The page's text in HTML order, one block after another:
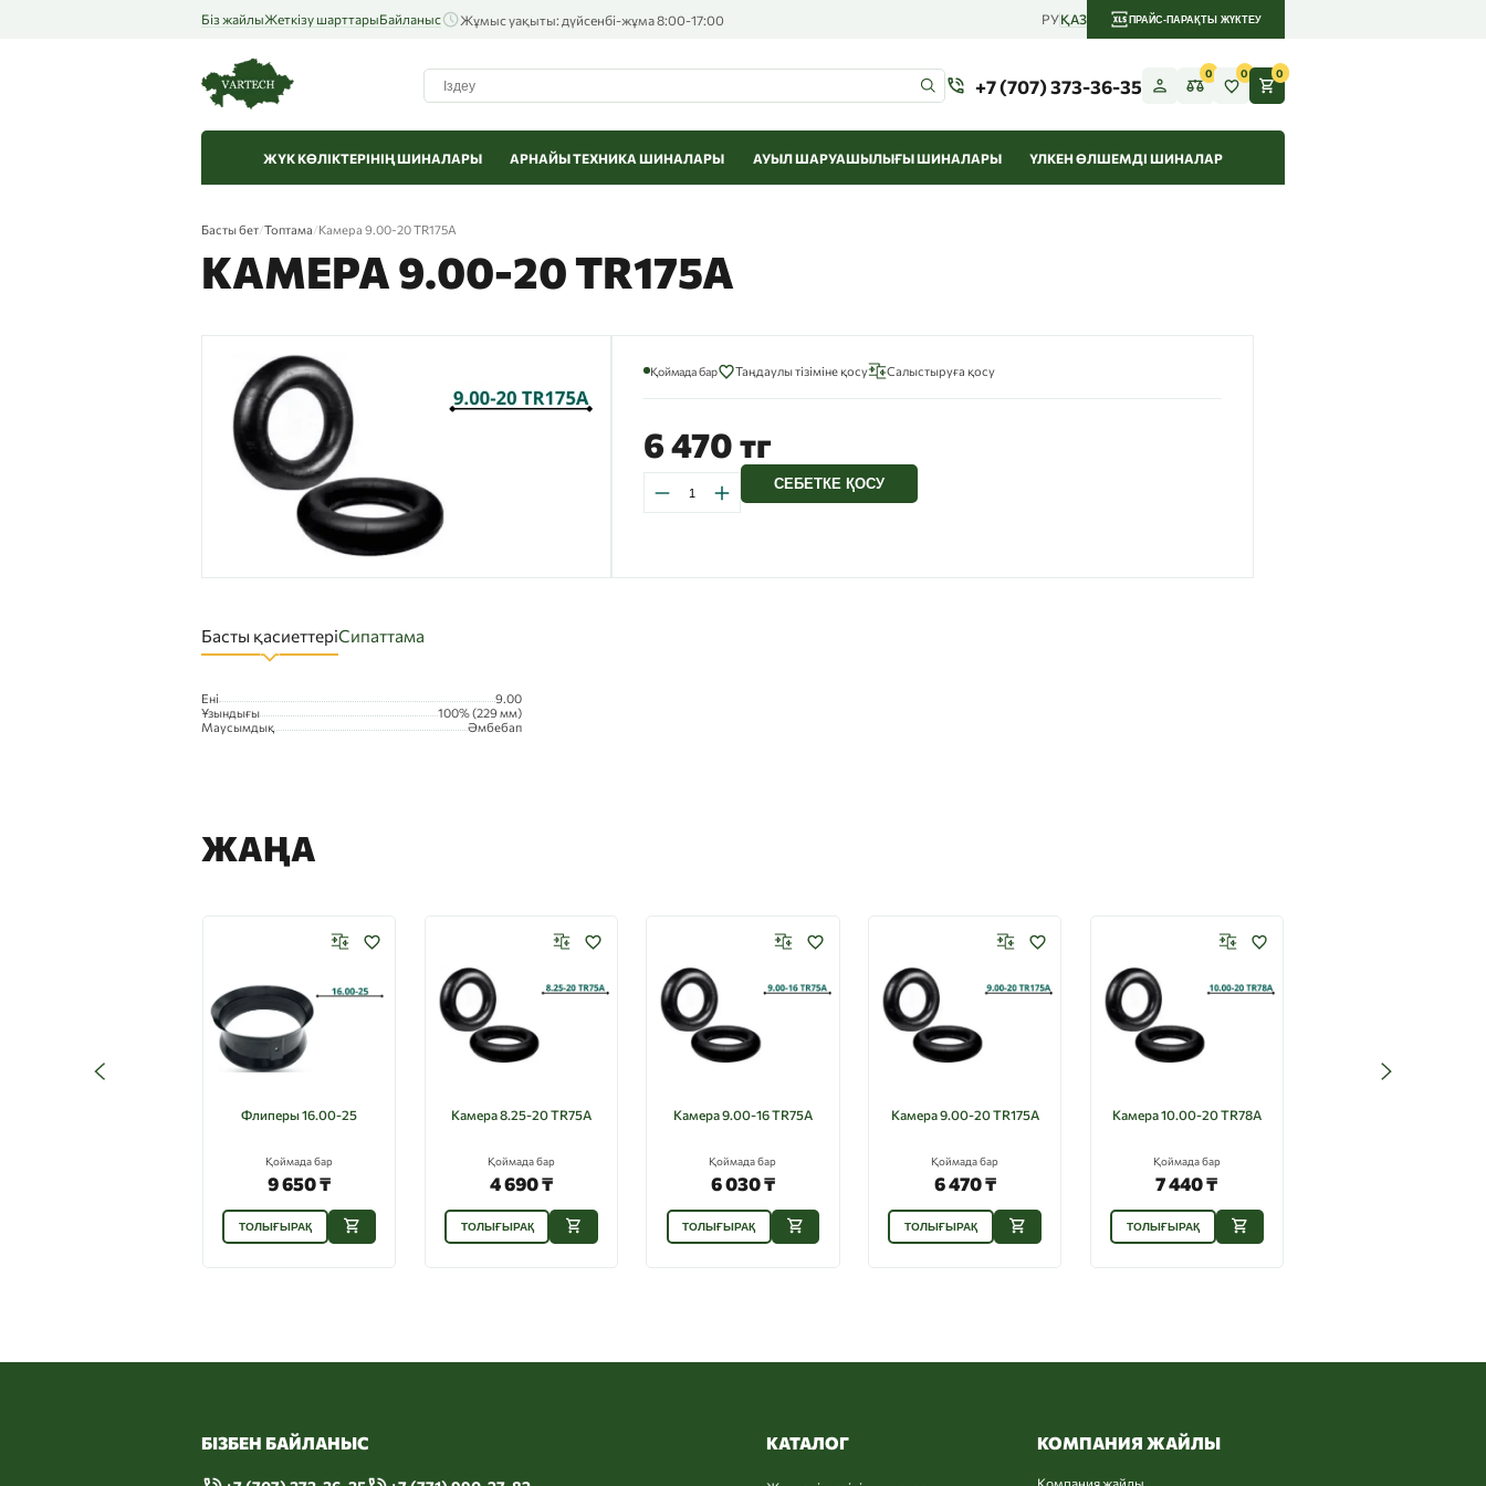
Біз жайлыЖеткізу шарттарыБайланыс Жұмыс уақыты: дүйсенбі-жұма 8:00-17:00 РУҚАЗ ПРАЙС-ПАРАҚТЫ ЖҮКТЕУ
+7 (707) 373-36-35
0 0 0
ЖҮК КӨЛІКТЕРІНІҢ ШИНАЛАРЫ АРНАЙЫ ТЕХНИКА ШИНАЛАРЫ АУЫЛ ШАРУАШЫЛЫҒЫ ШИНАЛАРЫ ҮЛКЕН ӨЛШЕМДІ ШИНАЛАР
Басты бет/Топтама/Камера 9.00-20 TR175A
КАМЕРА 9.00-20 TR175A
Қоймада бар Таңдаулы тізіміне қосу Салыстыруға қосу
6 470 тг
СЕБЕТКЕ ҚОСУ
Басты қасиеттеріСипаттама
Ені
9.00
Ұзындығы
100% (229 мм)
Маусымдық
Әмбебап
ЖАҢА
Флиперы 16.00-25
Қоймада бар
9 650 ₸
ТОЛЫҒЫРАҚ
Камера 8.25-20 TR75A
Қоймада бар
4 690 ₸
ТОЛЫҒЫРАҚ
Камера 9.00-16 TR75A
Қоймада бар
6 030 ₸
ТОЛЫҒЫРАҚ
Камера 9.00-20 TR175A
Қоймада бар
6 470 ₸
ТОЛЫҒЫРАҚ
Камера 10.00-20 TR78A
Қоймада бар
7 440 ₸
ТОЛЫҒЫРАҚ
БІЗБЕН БАЙЛАНЫС КАТАЛОГ КОМПАНИЯ ЖАЙЛЫ